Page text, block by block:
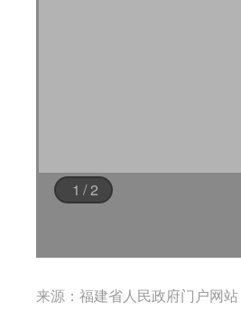
来源：福建省人民政府门户网站